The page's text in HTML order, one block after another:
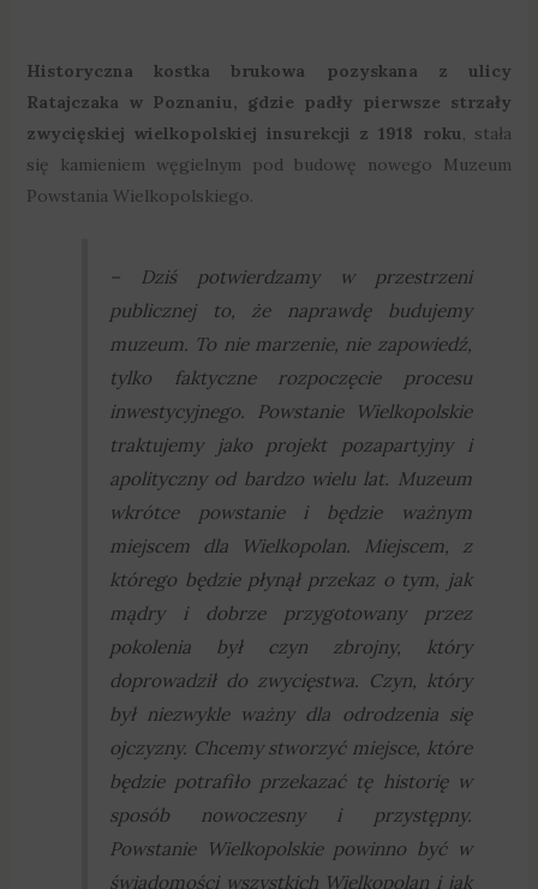
Historyczna kostka brukowa pozyskana z ulicy
Ratajczaka w Poznaniu, gdzie padły pierwsze strzały
zwycięskiej wielkopolskiej insurekcji z 1918 roku, stała
się kamieniem węgielnym pod budowę nowego Muzeum
Powstania Wielkopolskiego.
– Dziś potwierdzamy w przestrzeni
publicznej to, że naprawdę budujemy
muzeum. To nie marzenie, nie zapowiedź,
tylko faktyczne rozpoczęcie procesu
inwestycyjnego. Powstanie Wielkopolskie
traktujemy jako projekt pozapartyjny i
apolityczny od bardzo wielu lat. Muzeum
wkrótce powstanie i będzie ważnym
miejscem dla Wielkopolan. Miejscem, z
którego będzie płynął przekaz o tym, jak
mądry i dobrze przygotowany przez
pokolenia był czyn zbrojny, który
doprowadził do zwycięstwa. Czyn, który
był niezwykle ważny dla odrodzenia się
ojczyzny. Chcemy stworzyć miejsce, które
będzie potrafiło przekazać tę historię w
sposób nowoczesny i przystępny.
Powstanie Wielkopolskie powinno być w
świadomości wszystkich Wielkopolan i jak